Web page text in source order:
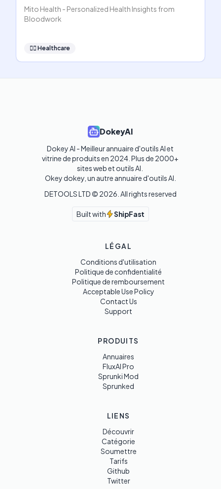
Mito Health - Personalized Health Insights from
Bloodwork
👩‍⚕️ Healthcare
DokeyAI
Dokey AI - Meilleur annuaire d'outils AI et
vitrine de produits en 2024. Plus de 2000+
sites web et outils AI.
Okey dokey, un autre annuaire d'outils AI.
DETOOLS LTD © 2026 . All rights reserved
Built with ShipFast
LÉGAL
Conditions d'utilisation
Politique de confidentialité
Politique de remboursement
Acceptable Use Policy
Contact Us
Support
PRODUITS
Annuaires
FluxAI Pro
Sprunki Mod
Sprunked
LIENS
Découvrir
Catégorie
Soumettre
Tarifs
Github
Twitter